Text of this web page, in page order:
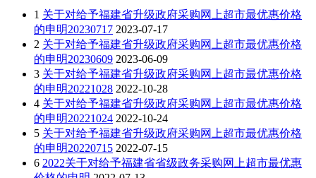
1 关于对给予福建省升级政府采购网上超市最优惠价格
的申明20230717 2023-07-17
2 关于对给予福建省升级政府采购网上超市最优惠价格
的申明20230609 2023-06-09
3 关于对给予福建省升级政府采购网上超市最优惠价格
的申明20221028 2022-10-28
4 关于对给予福建省升级政府采购网上超市最优惠价格
的申明20221024 2022-10-24
5 关于对给予福建省升级政府采购网上超市最优惠价格
的申明20220715 2022-07-15
6 2022关于对给予福建省省级政务采购网上超市最优惠